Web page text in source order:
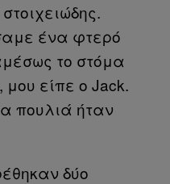
ένα φτερό
το στόμα
είπε ο Jack.
πουλιά ήταν
δύο